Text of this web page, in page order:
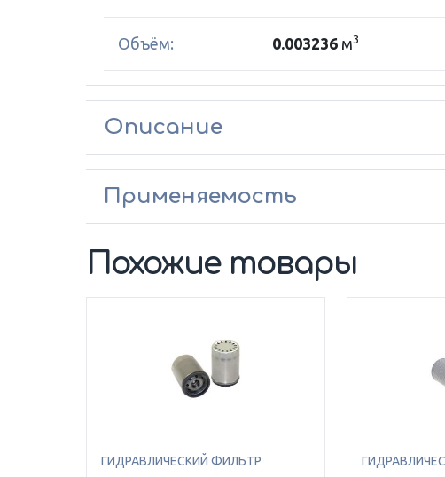
Объём: 0.003236 м3
Описание
Применяемость
Похожие товары
ГИДРАВЛИЧЕСКИЙ ФИЛЬТР